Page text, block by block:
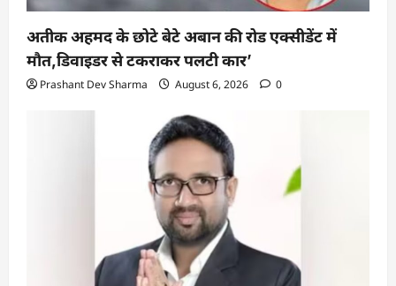
अतीक अहमद के छोटे बेटे अबान की रोड एक्सीडेंट में
मौत,डिवाइडर से टकराकर पलटी कार’
Prashant Dev Sharma August 6, 2026 0